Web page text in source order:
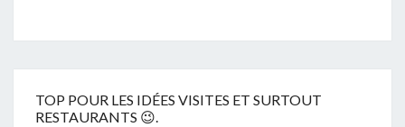
TOP POUR LES IDÉES VISITES ET SURTOUT
RESTAURANTS 😉.